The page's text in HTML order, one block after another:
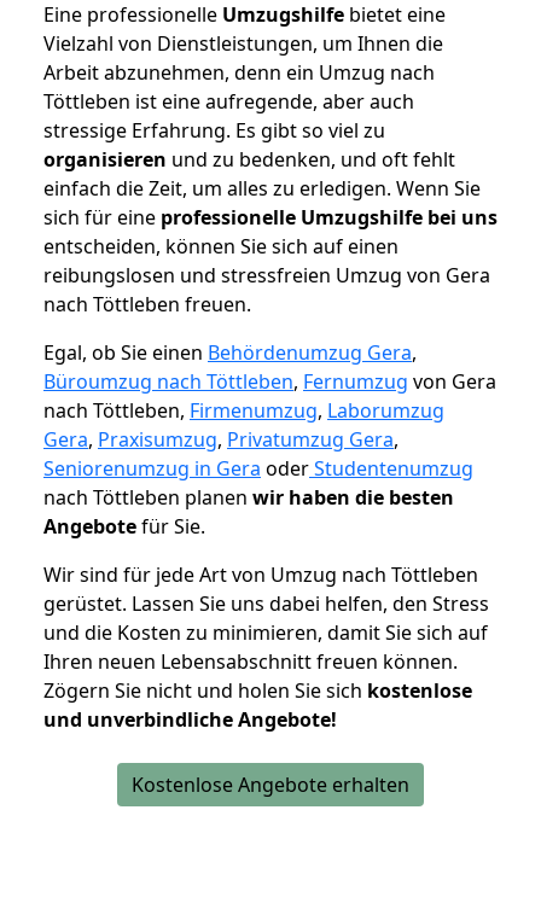
Eine professionelle Umzugshilfe bietet eine
Vielzahl von Dienstleistungen, um Ihnen die
Arbeit abzunehmen, denn ein Umzug nach
Töttleben ist eine aufregende, aber auch
stressige Erfahrung. Es gibt so viel zu
organisieren und zu bedenken, und oft fehlt
einfach die Zeit, um alles zu erledigen. Wenn Sie
sich für eine professionelle Umzugshilfe bei uns
entscheiden, können Sie sich auf einen
reibungslosen und stressfreien Umzug von Gera
nach Töttleben freuen.
Egal, ob Sie einen Behördenumzug Gera,
Büroumzug nach Töttleben, Fernumzug von Gera
nach Töttleben, Firmenumzug, Laborumzug
Gera, Praxisumzug, Privatumzug Gera,
Seniorenumzug in Gera oderStudentenumzug
nach Töttleben planen wir haben die besten
Angebotefür Sie.
Wir sind für jede Art von Umzug nach Töttleben
gerüstet. Lassen Sie uns dabei helfen, den Stress
und die Kosten zu minimieren, damit Sie sich auf
Ihren neuen Lebensabschnitt freuen können.
Zögern Sie nicht und holen Sie sich kostenlose
und unverbindliche Angebote!
Kostenlose Angebote erhalten